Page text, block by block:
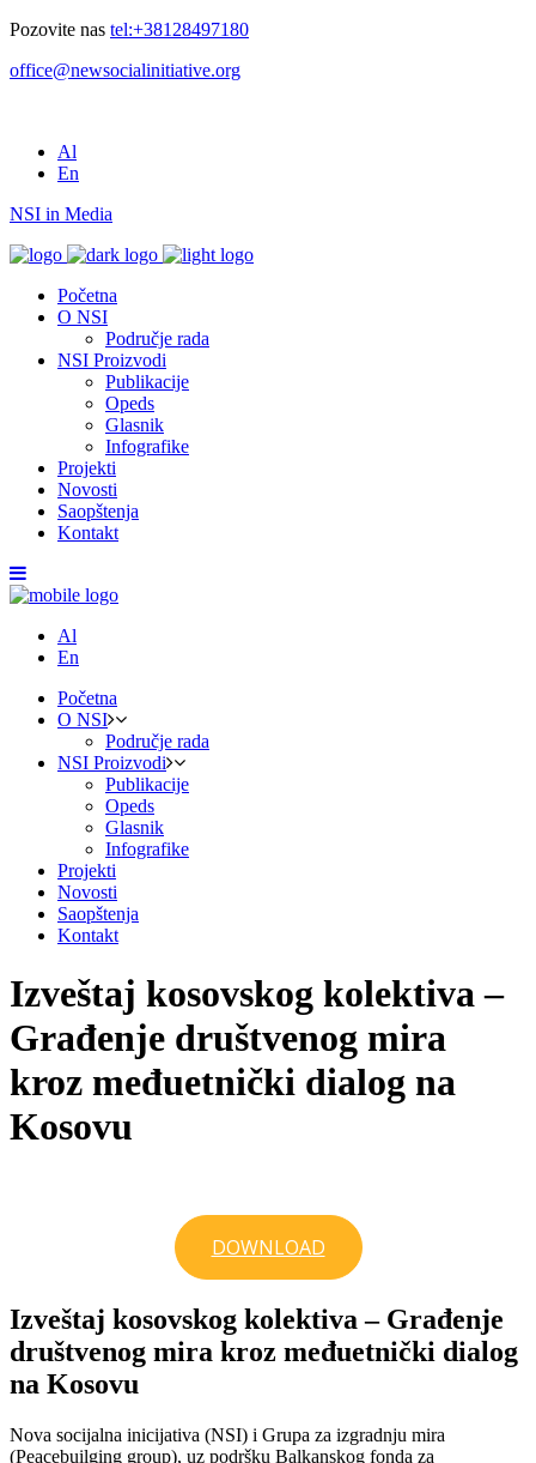
Pozovite nas tel:+38128497180
office@newsocialinitiative.org
Al
En
NSI in Media
Početna
O NSI
Područje rada
NSI Proizvodi
Publikacije
Opeds
Glasnik
Infografike
Projekti
Novosti
Saopštenja
Kontakt
Al
En
Početna
O NSI
Područje rada
NSI Proizvodi
Publikacije
Opeds
Glasnik
Infografike
Projekti
Novosti
Saopštenja
Kontakt
Izveštaj kosovskog kolektiva –
Građenje društvenog mira
kroz međuetnički dialog na
Kosovu
DOWNLOAD
Izveštaj kosovskog kolektiva – Građenje
društvenog mira kroz međuetnički dialog
na Kosovu
Nova socijalna inicijativa (NSI) i Grupa za izgradnju mira
(Peacebuilging group), uz podršku Balkanskog fonda za